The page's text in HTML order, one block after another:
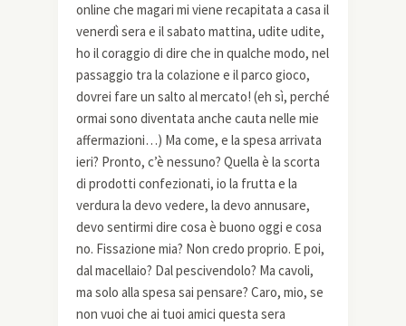
online che magari mi viene recapitata a casa il
venerdì sera e il sabato mattina, udite udite,
ho il coraggio di dire che in qualche modo, nel
passaggio tra la colazione e il parco gioco,
dovrei fare un salto al mercato! (eh sì, perché
ormai sono diventata anche cauta nelle mie
affermazioni…) Ma come, e la spesa arrivata
ieri? Pronto, c’è nessuno? Quella è la scorta
di prodotti confezionati, io la frutta e la
verdura la devo vedere, la devo annusare,
devo sentirmi dire cosa è buono oggi e cosa
no. Fissazione mia? Non credo proprio. E poi,
dal macellaio? Dal pescivendolo? Ma cavoli,
ma solo alla spesa sai pensare? Caro, mio, se
non vuoi che ai tuoi amici questa sera